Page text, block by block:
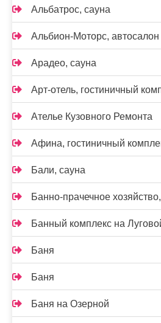
Альбатрос, сауна
Альбион-Моторс, автосалон
Арадео, сауна
Арт-отель, гостиничный
Ателье Кузовного Ремонта
Афина, гостиничный
Бали, сауна
Банно-прачечное
Банный комплекс на
Баня
Баня
Баня на Озерной